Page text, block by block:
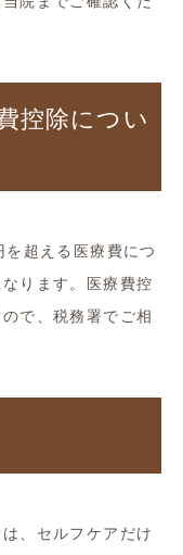
控除につい
超える医療費につ
ります。医療費控
で、税務署でご相
、セルフケアだけ